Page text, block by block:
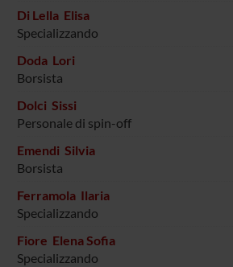
Di Lella Elisa
Specializzando
Doda Lori
Borsista
Dolci Sissi
Personale di spin-off
Emendi Silvia
Borsista
Ferramola Ilaria
Specializzando
Fiore Elena Sofia
Specializzando